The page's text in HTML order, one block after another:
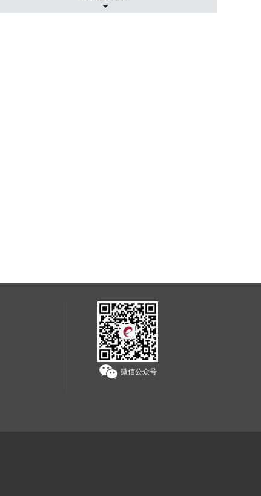
有的海外拍卖行会替您安排和协调运输， 您只需要支付相关
微信公众号